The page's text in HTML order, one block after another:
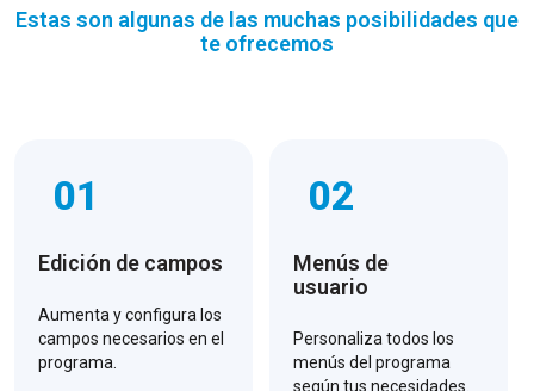
Estas son algunas de las muchas posibilidades que
te ofrecemos
01
Edición de campos
Aumenta y configura los
campos necesarios en el
programa.
02
Menús de
usuario
Personaliza todos los
menús del programa
según tus necesidades.